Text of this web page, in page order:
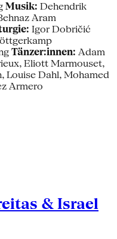
Musik: Dehendrik
Aram
Igor Dobričić
Tänzer:innen: Adam
Eliott Marmouset,
Louise Dahl, Mohamed
Armero
& Israel